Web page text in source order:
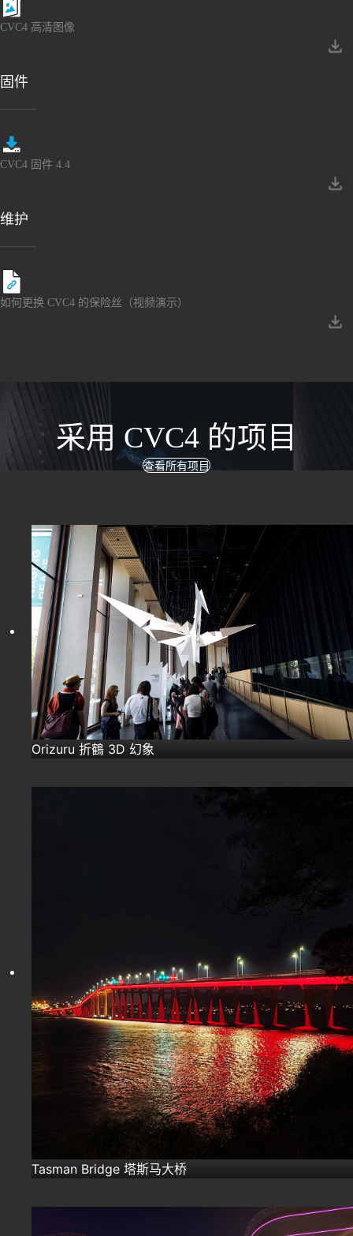
CVC4 高清图像
固件
CVC4 固件 4.4
维护
如何更换 CVC4 的保险丝（视频演示）
采用 CVC4 的项目
查看所有项目
Orizuru 折鶴 3D 幻象
Tasman Bridge 塔斯马大桥